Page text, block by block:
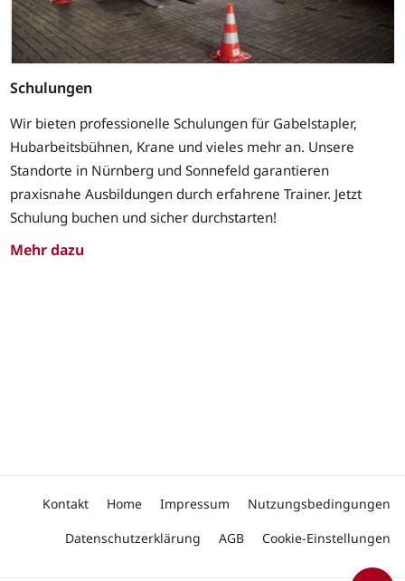
Schulungen
Wir bieten professionelle Schulungen für Gabelstapler,
Hubarbeitsbühnen, Krane und vieles mehr an. Unsere
Standorte in Nürnberg und Sonnefeld garantieren
praxisnahe Ausbildungen durch erfahrene Trainer. Jetzt
Schulung buchen und sicher durchstarten!
Mehr dazu
Kontakt Home Impressum
Nutzungsbedingungen
Datenschutzerklärung
AGB Cookie-Einstellungen